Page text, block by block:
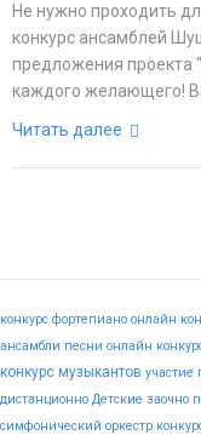
Не нужно проходить
конкурс ансамблей
предложения проекта
каждого желающего!
Читать далее
конкурс фортепиано онлайн
ансамбли песни онлайн
конкурс музыкантов участие
дистанционно Детские заочно
симфонический оркестр